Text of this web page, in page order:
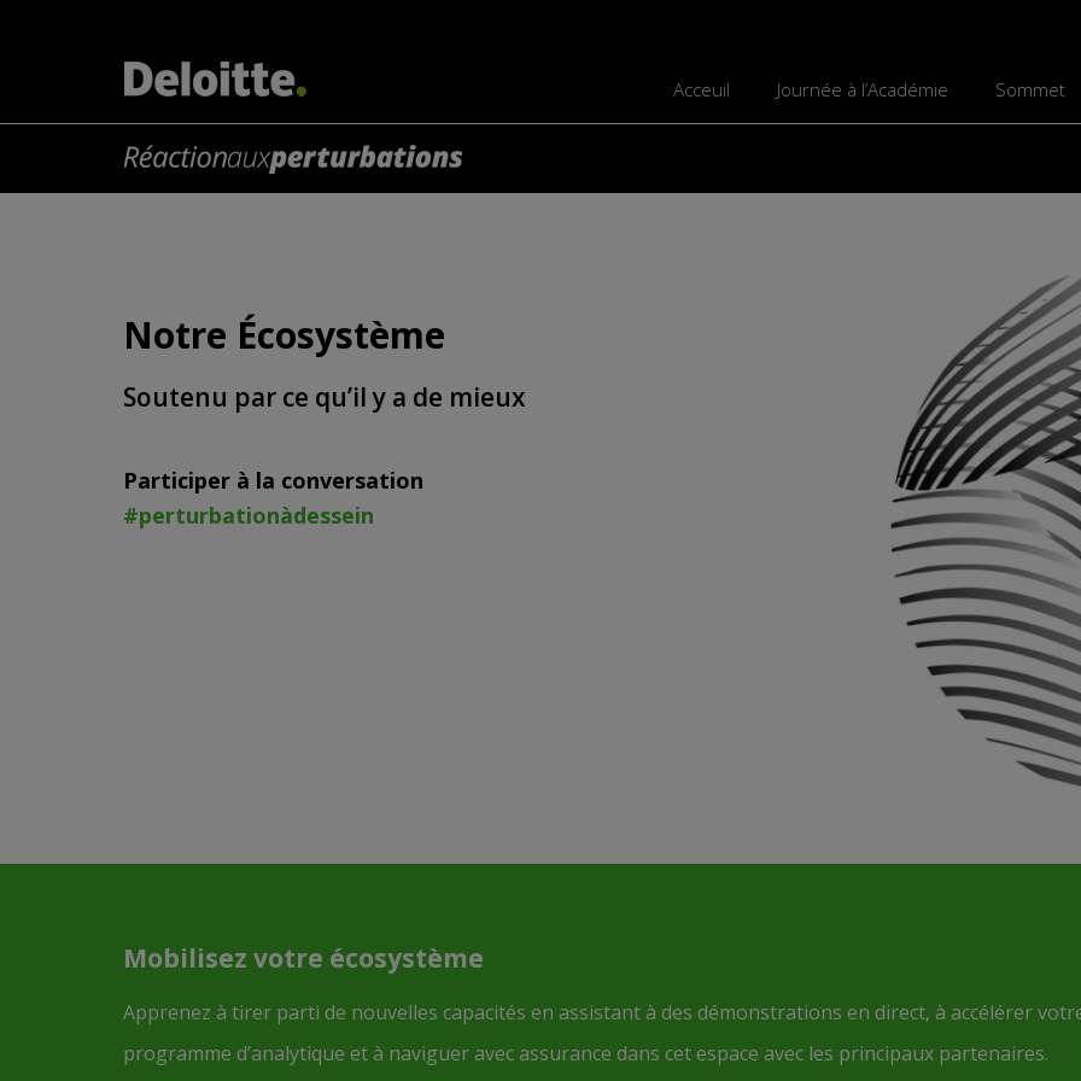
Acceuil Journée à l’Académie Sommet
Notre Écosystème
Soutenu par ce qu’il y a de mieux
Participer à la conversation
#perturbationàdessein
Mobilisez votre écosystème
Apprenez à tirer parti de nouvelles capacités en assistant à des démonstrations en direct, à accélérer
programme d’analytique et à naviguer avec assurance dans cet espace avec les principaux partenaires.